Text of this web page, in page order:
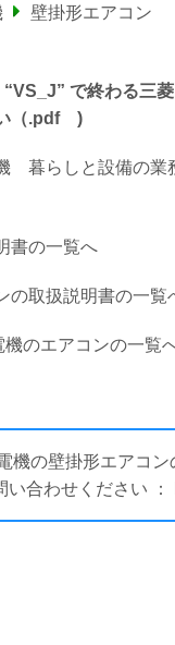
壁掛形エアコン
“VS_J” で終わる三
（.pdf )
暮らしと設備の業
書の一覧へ
の取扱説明書の一覧
機のエアコンの一覧
機の壁掛形エアコ
い合わせください ：